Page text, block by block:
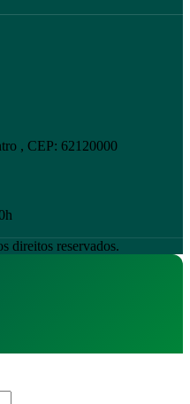
, CEP: 62120000
direitos reservados.